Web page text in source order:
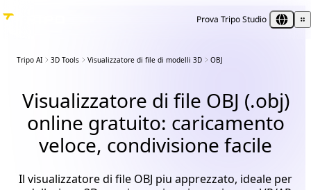
Prova Tripo Studio
Tripo AI 3D Tools Visualizzatore di file di modelli 3D OBJ
Visualizzatore di file OBJ (.obj)
online gratuito: caricamento
veloce, condivisione facile
Il visualizzatore di file OBJ piu apprezzato, ideale per